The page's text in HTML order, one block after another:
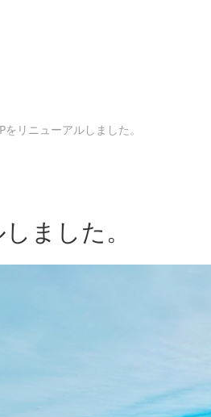
をリニューアルしました。
ました。